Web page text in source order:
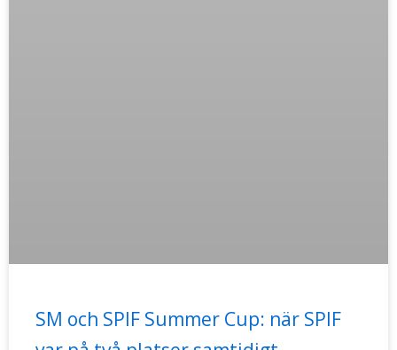
SM och SPIF Summer Cup: när SPIF